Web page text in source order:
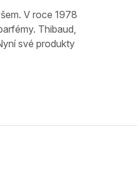
V roce 1978
Thibaud,
své produkty